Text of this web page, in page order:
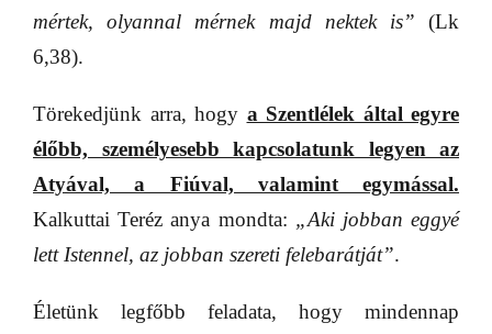
mértek, olyannal mérnek majd nektek is” (Lk
6,38).
Törekedjünk arra, hogy a Szentlélek által egyre
élőbb, személyesebb kapcsolatunk legyen az
Atyával, a Fiúval, valamint egymással.
Kalkuttai Teréz anya mondta: „Aki jobban eggyé
lett Istennel, az jobban szereti felebarátját”.
Életünk legfőbb feladata, hogy mindennap